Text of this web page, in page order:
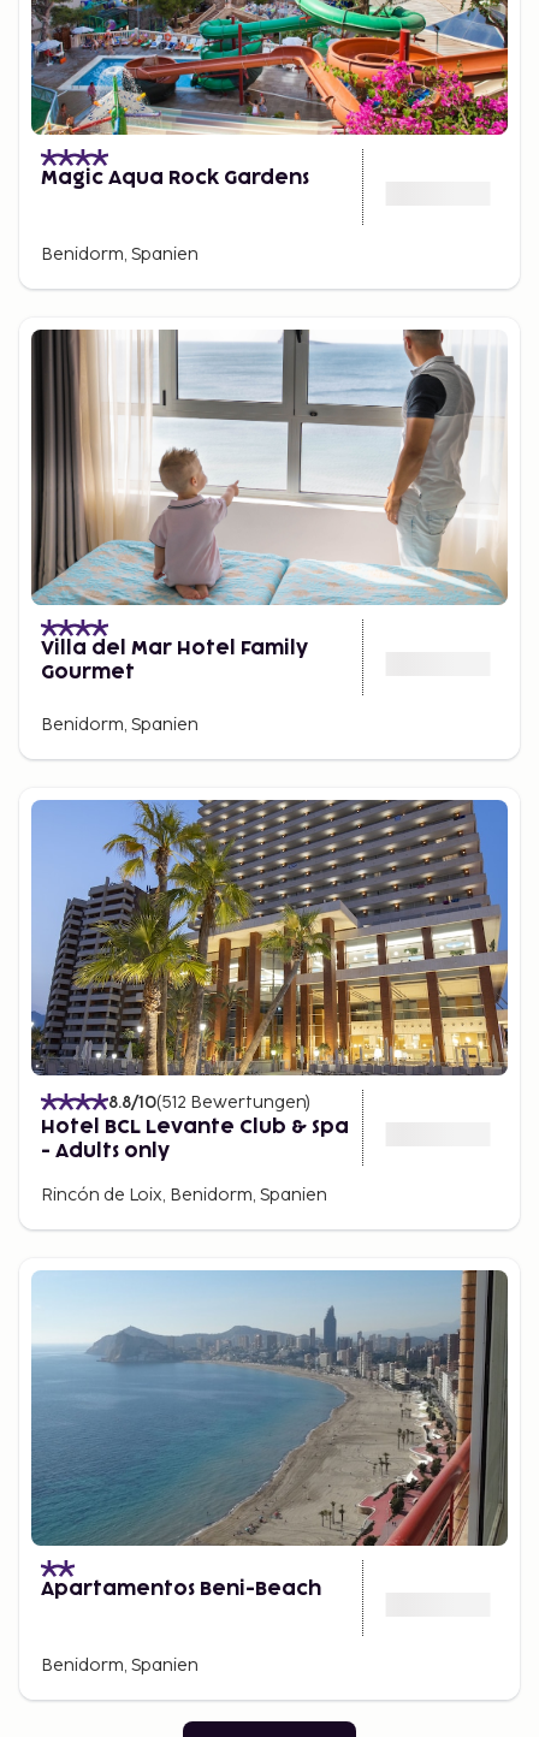
Magic Aqua Rock Gardens
Benidorm, Spanien
Villa del Mar Hotel Family
Gourmet
Benidorm, Spanien
8.8/10(512 Bewertungen)
Hotel BCL Levante Club & Spa
- Adults only
Rincón de Loix, Benidorm, Spanien
Apartamentos Beni-Beach
Benidorm, Spanien